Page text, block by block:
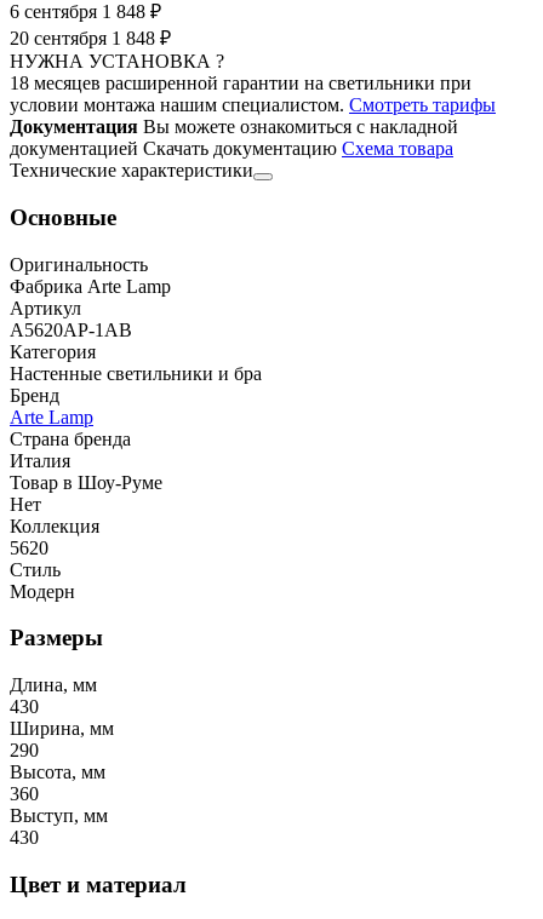
6 сентября 1 848 ₽
20 сентября 1 848 ₽
НУЖНА УСТАНОВКА ?
18 месяцев расширенной гарантии на светильники при
условии монтажа нашим специалистом. Смотреть тарифы
Документация Вы можете ознакомиться с накладной
документацией Скачать документацию Cхема товара
Технические характеристики
Основные
Оригинальность
Фабрика Arte Lamp
Артикул
A5620AP-1AB
Категория
Настенные светильники и бра
Бренд
Arte Lamp
Страна бренда
Италия
Товар в Шоу-Руме
Нет
Коллекция
5620
Стиль
Модерн
Размеры
Длина, мм
430
Ширина, мм
290
Высота, мм
360
Выступ, мм
430
Цвет и материал